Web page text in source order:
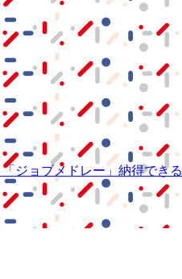
「ジョブメドレー」 納得できる